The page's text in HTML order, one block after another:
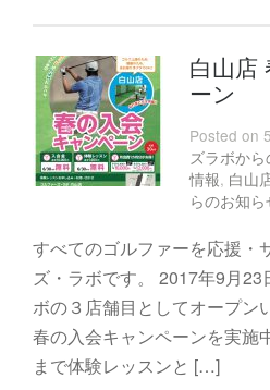
白山店
ーン
Posted on
ズラボか
情報, 白山
らのお知ら
すべてのゴルファーを応援・
ズ・ラボです。 2017年9月
ボの３店舗目としてオープン
春の入会キャンペーンを実施
まで体験レッスンと […]